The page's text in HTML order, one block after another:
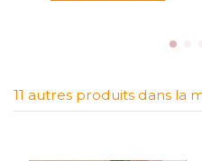
11 autres produits dans la